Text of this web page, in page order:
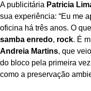
A publicitária Patricia
sua experiência: “Eu me
oficina há três anos. O
samba enredo, rock. É
Andreia Martins, que
do bloco pela primeira
como a preservação